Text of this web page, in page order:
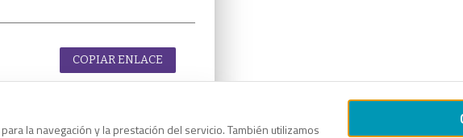
la navegación y la prestación del servicio. También utilizamos
COPIAR ENLACE